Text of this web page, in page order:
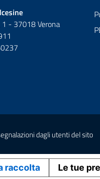
1 - 37018 Verona
dagli utenti del sito
raccolta Le tue